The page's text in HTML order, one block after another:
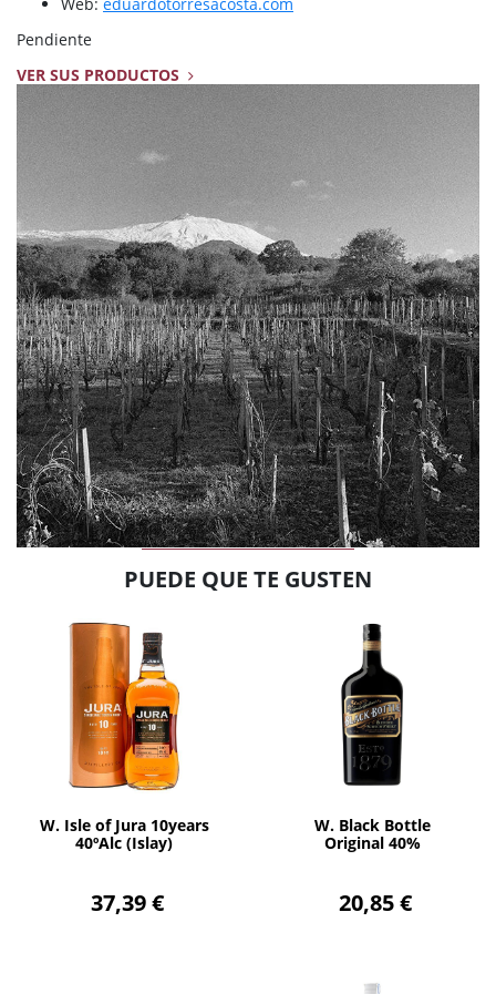
Pendiente
VER SUS PRODUCTOS
PUEDE QUE TE GUSTEN
W. Isle of Jura 10years
40ºAlc (Islay)
37,39 €
AÑADIR
W. Black Bottle
Original 40%
20,85 €